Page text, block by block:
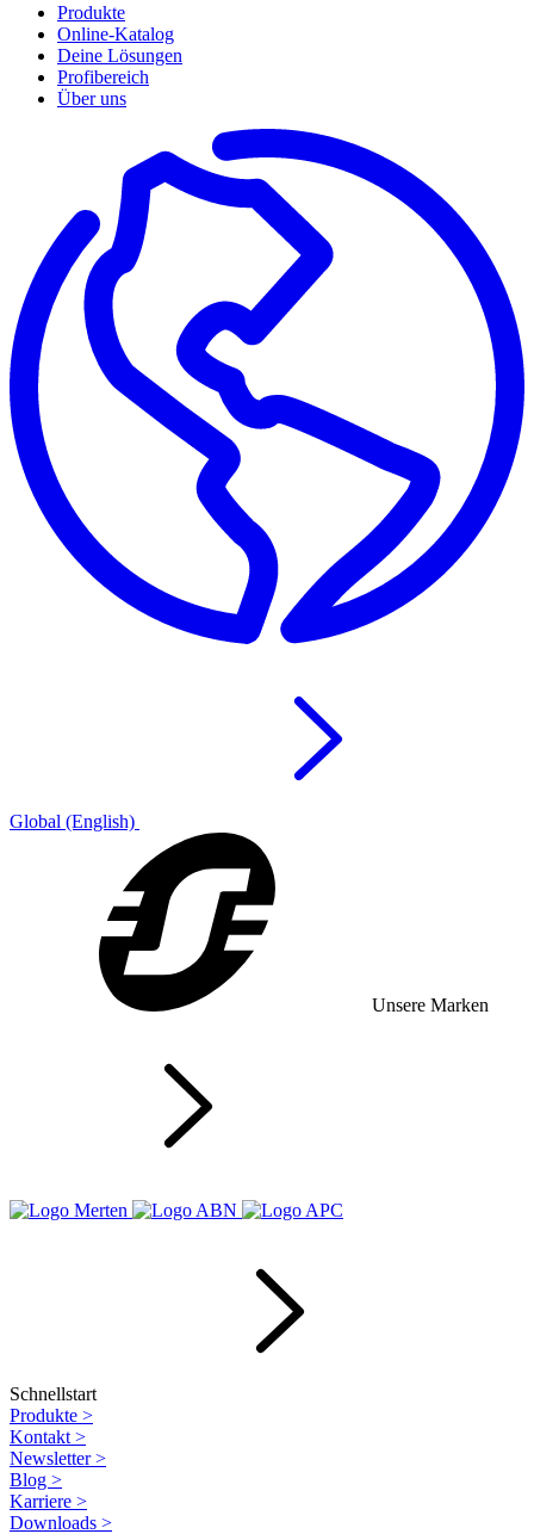
Produkte
Online-Katalog
Deine Lösungen
Profibereich
Über uns
Global (English)
Unsere Marken
Schnellstart
Produkte >
Kontakt >
Newsletter>
Blog >
Karriere >
Downloads >